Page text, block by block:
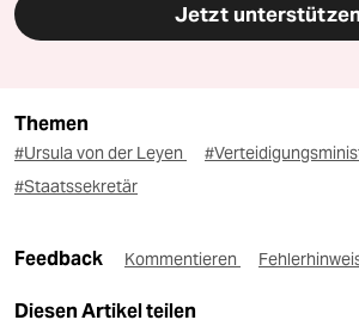
Jetzt unterstützen
Themen
#Ursula von der Leyen
#Staatssekretär
Feedback Kommentieren
Diesen Artikel teilen